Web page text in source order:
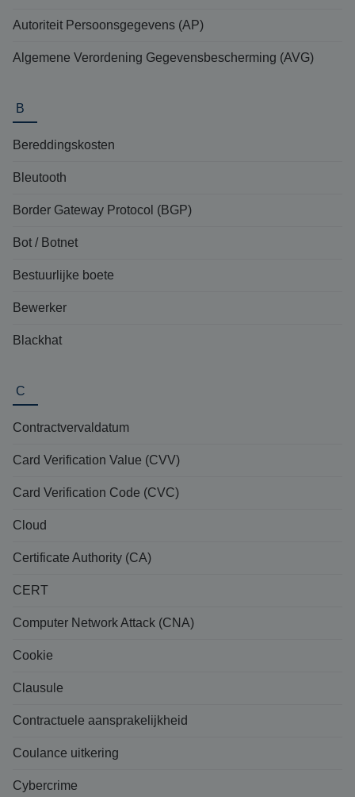
Autoriteit Persoonsgegevens (AP)
Algemene Verordening Gegevensbescherming (AVG)
B
Bereddingskosten
Bleutooth
Border Gateway Protocol (BGP)
Bot / Botnet
Bestuurlijke boete
Bewerker
Blackhat
C
Contractvervaldatum
Card Verification Value (CVV)
Card Verification Code (CVC)
Cloud
Certificate Authority (CA)
CERT
Computer Network Attack (CNA)
Cookie
Clausule
Contractuele aansprakelijkheid
Coulance uitkering
Cybercrime